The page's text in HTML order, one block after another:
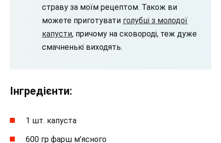
страву за моїм рецептом. Також ви
можете приготувати голубці з молодої
капусти, причому на сковороді, теж дуже
смачненькі виходять.
Інгредієнти:
1 шт. капуста
600 гр фарш м’ясного